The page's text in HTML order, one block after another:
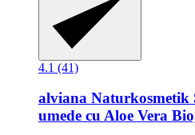
4.1 (41)
alviana Naturkosmetik
umede cu Aloe Vera